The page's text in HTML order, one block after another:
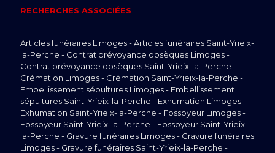
RECHERCHES ASSOCIÉES
Articles funéraires Limoges-Articles funéraires Saint-Yrieix-
la-Perche - Contrat prévoyance obsèques Limoges-
Contrat prévoyance obsèques Saint-Yrieix-la-Perche -
Crémation Limoges- Crémation Saint-Yrieix-la-Perche -
Embellissement sépultures Limoges- Embellissement
sépultures Saint-Yrieix-la-Perche - Exhumation Limoges-
Exhumation Saint-Yrieix-la-Perche - Fossoyeur Limoges-
Fossoyeur Saint-Yrieix-la-Perche - Fossoyeur Saint-Yrieix-
la-Perche - Gravure funéraires Limoges- Gravure funéraires
Limoges- Gravure funéraires Saint-Yrieix-la-Perche -